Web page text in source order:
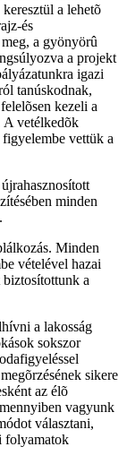
a lehetõ
és
a gyönyörû
a projekt
igazi
tanúskodnak,
kezeli a
A vetélkedõk
figyelembe vettük a
minden
Minden
vételével hazai
biztosítottunk a
a lakosság
sokszor
sikere
az élõ
vagyunk
választani,
folyamatok